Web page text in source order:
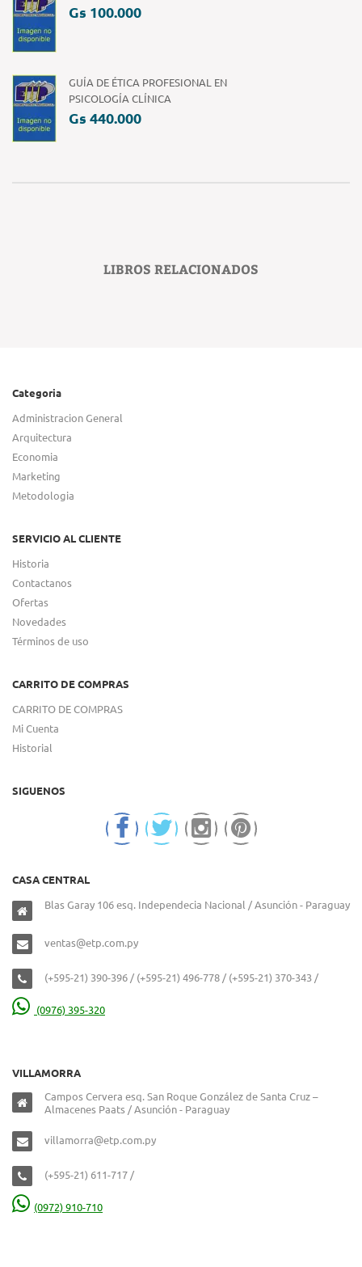
Gs 100.000
GUÍA DE ÉTICA PROFESIONAL EN
PSICOLOGÍA CLÍNICA
Gs 440.000
LIBROS RELACIONADOS
Categoria
Administracion General
Arquitectura
Economia
Marketing
Metodologia
SERVICIO AL CLIENTE
Historia
Contactanos
Ofertas
Novedades
Términos de uso
CARRITO DE COMPRAS
CARRITO DE COMPRAS
Mi Cuenta
Historial
SIGUENOS
CASA CENTRAL
Blas Garay 106 esq. Independecia Nacional / Asunción - Paraguay
ventas@etp.com.py
(+595-21) 390-396 / (+595-21) 496-778 / (+595-21) 370-343 /
(0976) 395-320
VILLAMORRA
Campos Cervera esq. San Roque González de Santa Cruz –
Almacenes Paats / Asunción - Paraguay
villamorra@etp.com.py
(+595-21) 611-717 /
(0972) 910-710